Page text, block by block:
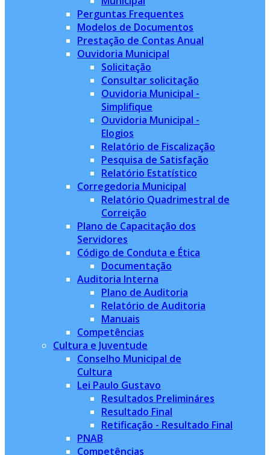
Perguntas Frequentes
Modelos de Documentos
Prestação de Contas Anual
Ouvidoria Municipal
Solicitação
Consultar solicitação
Ouvidoria Municipal -
Simplifique
Ouvidoria Municipal -
Elogios
Relatório de Fiscalização
Pesquisa de Satisfação
Relatório Estatístico
Corregedoria Municipal
Relatório Quadrimestral de
Correição
Plano de Capacitação dos
Servidores
Código de Conduta e Ética
Documentação
Auditoria Interna
Plano de Auditoria
Relatório de Auditoria
Manuais
Competências
Cultura e Juventude
Conselho Municipal de
Cultura
Lei Paulo Gustavo
Resultados Prelimináres
Resultado Final
Retificação - Resultado Final
PNAB
Competências